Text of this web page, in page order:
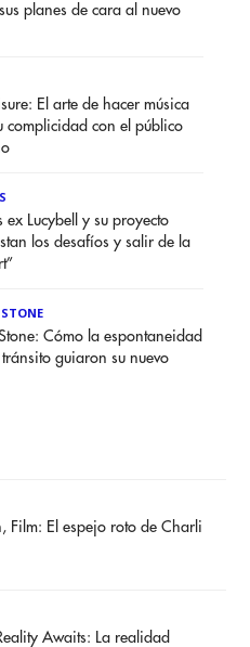
planes de cara al nuevo
El arte de hacer música
complicidad con el público
ex Lucybell y su proyecto
los desafíos y salir de la
Cómo la espontaneidad
guiaron su nuevo
Film: El espejo roto de Charli
Awaits: La realidad